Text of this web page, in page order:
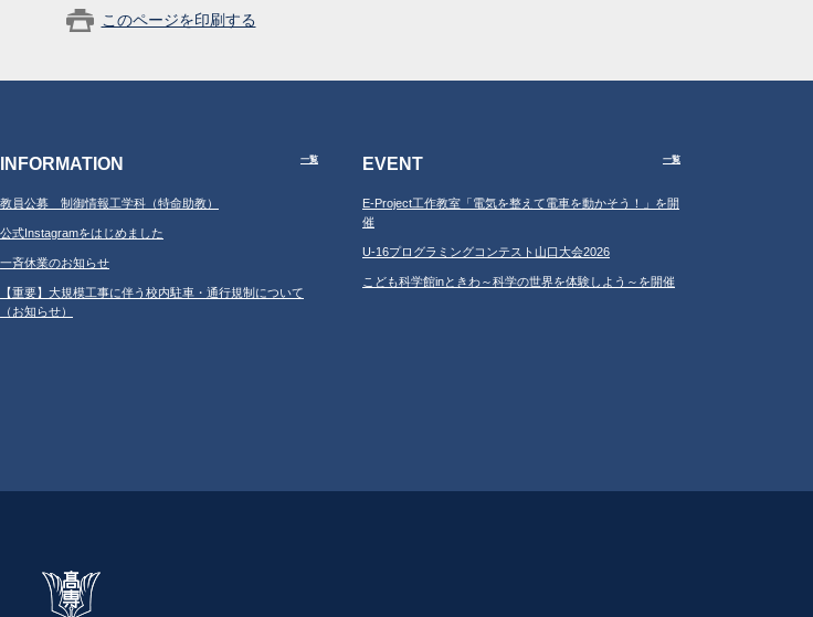
このページを印刷する
INFORMATION 一覧
教員公募 制御情報工学科（特命助教）
公式Instagramをはじめました
一斉休業のお知らせ
【重要】大規模工事に伴う校内駐車・通行規制について
（お知らせ）
EVENT 一覧
E-Project工作教室「電気を整えて電車を動かそう！」を開
催
U-16プログラミングコンテスト山口大会2026
こども科学館inときわ～科学の世界を体験しよう～を開催